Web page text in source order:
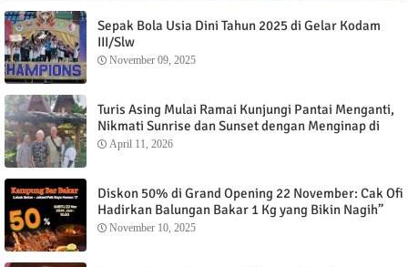
Sepak Bola Usia Dini Tahun 2025 di Gelar Kodam
III/Slw
November 09, 2025
Turis Asing Mulai Ramai Kunjungi Pantai Menganti,
Nikmati Sunrise dan Sunset dengan Menginap di
Menganti Cottage
April 11, 2026
Diskon 50% di Grand Opening 22 November: Cak Ofi
Hadirkan Balungan Bakar 1 Kg yang Bikin Nagih”
November 10, 2025